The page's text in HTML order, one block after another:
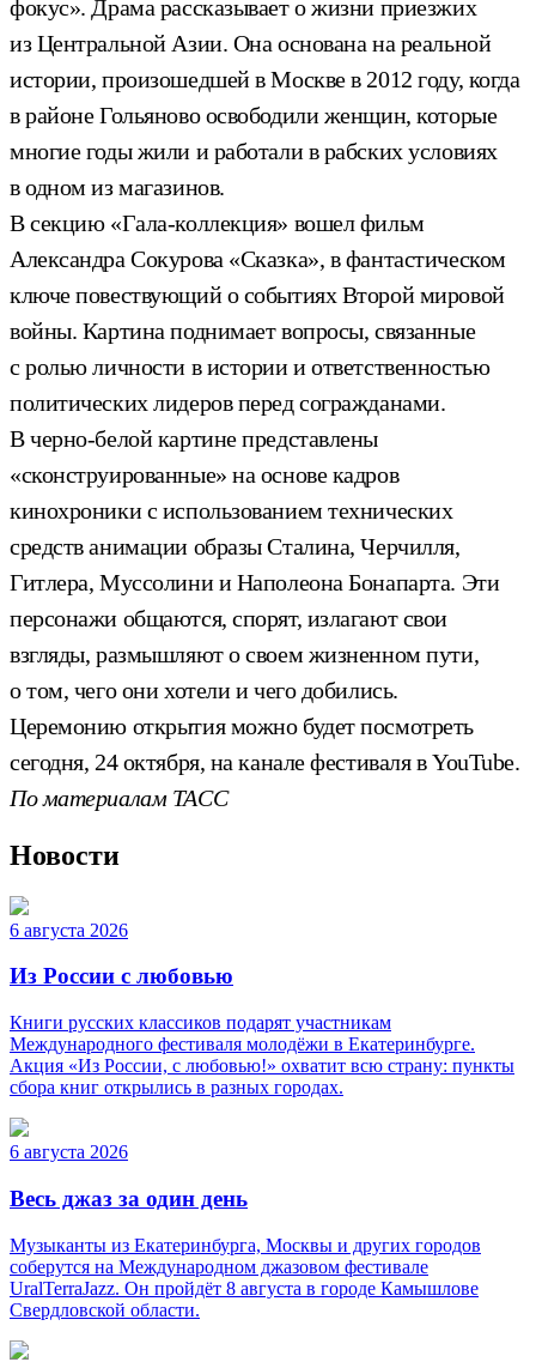
фокус». Драма рассказывает о жизни приезжих
из Центральной Азии. Она основана на реальной
истории, произошедшей в Москве в 2012 году, когда
в районе Гольяново освободили женщин, которые
многие годы жили и работали в рабских условиях
в одном из магазинов.
В секцию «Гала-коллекция» вошел фильм
Александра Сокурова «Сказка», в фантастическом
ключе повествующий о событиях Второй мировой
войны. Картина поднимает вопросы, связанные
с ролью личности в истории и ответственностью
политических лидеров перед согражданами.
В черно-белой картине представлены
«сконструированные» на основе кадров
кинохроники с использованием технических
средств анимации образы Сталина, Черчилля,
Гитлера, Муссолини и Наполеона Бонапарта. Эти
персонажи общаются, спорят, излагают свои
взгляды, размышляют о своем жизненном пути,
о том, чего они хотели и чего добились.
Церемонию открытия можно будет посмотреть
сегодня, 24 октября, на канале фестиваля в YouTube.
По материалам ТАСС
Новости
6 августа 2026
Из России с любовью
Книги русских классиков подарят участникам
Международного фестиваля молодёжи в Екатеринбурге.
Акция «Из России, с любовью!» охватит всю страну: пункты
сбора книг открылись в разных городах.
6 августа 2026
Весь джаз за один день
Музыканты из Екатеринбурга, Москвы и других городов
соберутся на Международном джазовом фестивале
UralTerraJazz. Он пройдёт 8 августа в городе Камышлове
Свердловской области.